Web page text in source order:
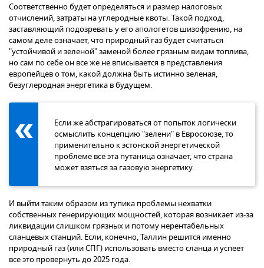
Соответственно будет определяться и размер налоговых
отчислений, затраты на углеродные квоты. Такой подход,
заставляющий подозревать у его апологетов шизофрению, на
самом деле означает, что природный газ будет считаться
"устойчивой и зеленой" заменой более грязным видам топлива,
но сам по себе он все же не вписывается в представления
европейцев о том, какой должна быть истинно зеленая,
безуглеродная энергетика в будущем.
Если же абстрагироваться от попыток логически
осмыслить концепцию "зелени" в Евросоюзе, то
применительно к эстонской энергетической
проблеме все эта путаница означает, что страна
может взяться за газовую энергетику.
И выйти таким образом из тупика проблемы нехватки
собственных генерирующих мощностей, которая возникает из-за
ликвидации слишком грязных и потому нерентабельных
сланцевых станций. Если, конечно, Таллин решится именно
природный газ (или СПГ) использовать вместо сланца и успеет
все это провернуть до 2025 года.